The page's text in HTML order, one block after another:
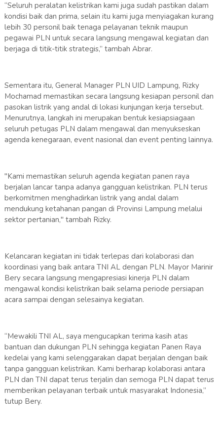
“Seluruh peralatan kelistrikan kami juga sudah pastikan dalam
kondisi baik dan prima, selain itu kami juga menyiagakan kurang
lebih 30 personil baik tenaga pelayanan teknik maupun
pegawai PLN untuk secara langsung mengawal kegiatan dan
berjaga di titik-titik strategis,” tambah Abrar.
Sementara itu, General Manager PLN UID Lampung, Rizky
Mochamad memastikan secara langsung kesiapan personil dan
pasokan listrik yang andal di lokasi kunjungan kerja tersebut.
Menurutnya, langkah ini merupakan bentuk kesiapsiagaan
seluruh petugas PLN dalam mengawal dan menyukseskan
agenda kenegaraan, event nasional dan event penting lainnya.
"Kami memastikan seluruh agenda kegiatan panen raya
berjalan lancar tanpa adanya gangguan kelistrikan. PLN terus
berkomitmen menghadirkan listrik yang andal dalam
mendukung ketahanan pangan di Provinsi Lampung melalui
sektor pertanian," tambah Rizky.
Kelancaran kegiatan ini tidak terlepas dari kolaborasi dan
koordinasi yang baik antara TNI AL dengan PLN. Mayor Marinir
Bery secara langsung mengapresiasi kinerja PLN dalam
mengawal kondisi kelistrikan baik selama periode persiapan
acara sampai dengan selesainya kegiatan.
“Mewakili TNI AL, saya mengucapkan terima kasih atas
bantuan dan dukungan PLN sehingga kegiatan Panen Raya
kedelai yang kami selenggarakan dapat berjalan dengan baik
tanpa gangguan kelistrikan. Kami berharap kolaborasi antara
PLN dan TNI dapat terus terjalin dan semoga PLN dapat terus
memberikan pelayanan terbaik untuk masyarakat Indonesia,”
tutup Bery.